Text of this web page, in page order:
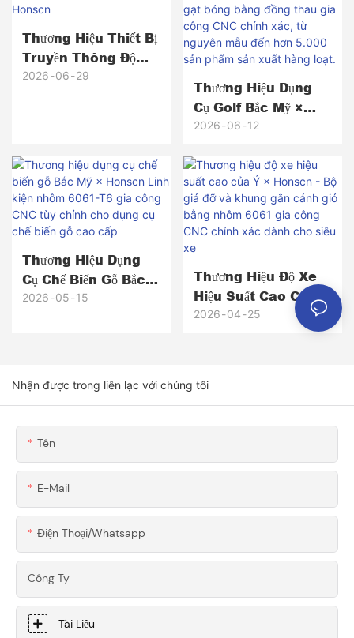
Thương Hiệu Thiết Bị
Truyền Thông Độ
Tin Cậy Cao Bắc Mỹ
2026 06 29
Thương Hiệu Dụng
Cụ Golf Bắc Mỹ ×
Honscn: Đầu Gậy Gạt
Thau Gia Công CNC
Chính Xác, Từ
Nguyên Mẫu Đến
Hơn 5.000 Sản Phẩm
Sản Xuất Hàng Loạt.
2026 06 12
Thương Hiệu Dụng
Cụ Chế Biến Gỗ Bắc
Mỹ × Honscn Linh
Chế Biến Gỗ Cao Cấp
2026 05 15
Thương Hiệu Độ Xe
Hiệu Suất Cao Của Ý
× Honscn - Bộ Giá
Đỡ Và Khung Gắn
Công CNC Chính
2026 04 25
Nhận được trong liên lạc với chúng tôi
Tên
E-Mail
Điện Thoại/whatsapp
Công Ty
Tài Liệu